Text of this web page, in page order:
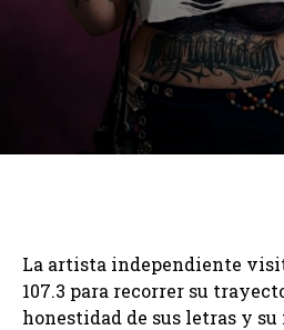
La artista independiente
107.3 para recorrer su
honestidad de sus letras y